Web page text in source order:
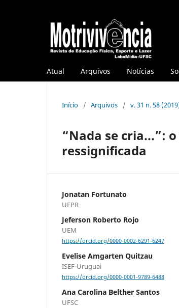
Atual Arquivos Notícias
Início / Arquivos / v. 31 n. 58
“Nada se cria...”:
ressignificada
Jonatan Fortunato
UFPR
Jeferson Roberto Rojo
UEM
https://orcid.org/0000-0002-6291-6247
Evelise Amgarten Quitzau
ISEF-Uruguai
https://orcid.org/0000-0001-9789-6488
Ana Carolina Belther Santos
UFSC